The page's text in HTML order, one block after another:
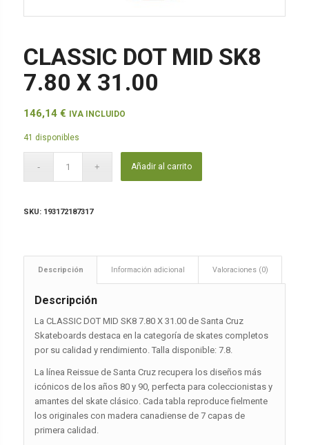
CLASSIC DOT MID SK8
7.80 X 31.00
146,14 € IVA INCLUIDO
41 disponibles
Añadir al carrito
SKU: 193172187317
Descripción Información adicional Valoraciones (0)
Descripción
La CLASSIC DOT MID SK8 7.80 X 31.00 de Santa Cruz
Skateboards destaca en la categoría de skates completos
por su calidad y rendimiento. Talla disponible: 7.8.
La línea Reissue de Santa Cruz recupera los diseños más
icónicos de los años 80 y 90, perfecta para coleccionistas y
amantes del skate clásico. Cada tabla reproduce fielmente
los originales con madera canadiense de 7 capas de
primera calidad.